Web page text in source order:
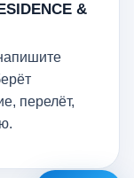
&
перелёт,